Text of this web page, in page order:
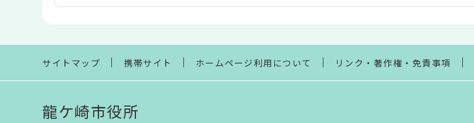
ま
サイトマップ 携帯サイト ホームページ利用について リンク・著作権・免責事項
龍ケ崎市役所